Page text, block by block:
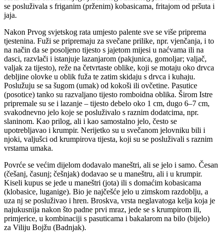
se posluživala s friganim (prženim) kobasicama, fritajom od pršuta i
jaja.
Nakon Prvog svjetskog rata umjesto palente sve se više priprema
tjestenina. Fuži se pripremaju za svečane prilike, npr. vjenčanja, i to
na način da se posoljeno tijesto s jajetom mijesi u naćvama ili na
dasci, razvlači i istanjuje lazanjarom (pakjunica, gomoljar; valjač,
valjak za tijesto), reže na četvrtaste oblike, koji se motaju oko drvca
debljine olovke u oblik fuža te zatim skidaju s drvca i kuhaju.
Poslužuju se sa šugom (umak) od kokoši ili ovčetine. Pasutice
(posotice) tanko su razvaljano tijesto romboidna oblika. Širom Istre
pripremale su se i lazanje – tijesto debelo oko 1 cm, dugo 6–7 cm,
svakodnevno jelo koje se posluživalo s raznim dodatcima, npr.
slaninom. Kao prilog, ali i kao samostalno jelo, često se
upotrebljavao i krumpir. Nerijetko su u svečanom jelovniku bili i
njoki, valjušci od krumpirova tijesta, koji su se posluživali s raznim
vrstama umaka.
Povrće se većim dijelom dodavalo maneštri, ali se jelo i samo. Česan
(češanj, časunj; češnjak) dodavao se u maneštru, ali i u krumpir.
Kiseli kupus se jede u maneštri (jota) ili s domaćim kobasicama
(klobasice, luganige). Bio je najčešće jelo u zimskom razdoblju, a
uza nj se posluživao i hren. Broskva, vrsta neglavatoga kelja koja je
najukusnija nakon što padne prvi mraz, jede se s krumpirom ili,
primjerice, u kombinaciji s pasuticama i bakalarom na bilo (bijelo)
za Viliju Bojžu (Badnjak).